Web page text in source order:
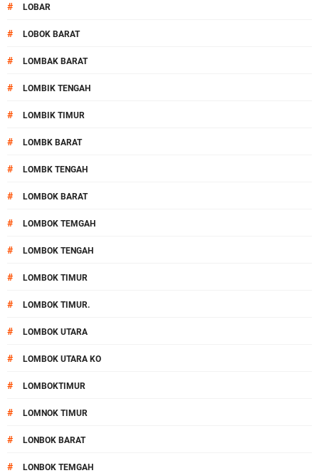
# LOBAR
# LOBOK BARAT
# LOMBAK BARAT
# LOMBIK TENGAH
# LOMBIK TIMUR
# LOMBK BARAT
# LOMBK TENGAH
# LOMBOK BARAT
# LOMBOK TEMGAH
# LOMBOK TENGAH
# LOMBOK TIMUR
# LOMBOK TIMUR.
# LOMBOK UTARA
# LOMBOK UTARA KO
# LOMBOKTIMUR
# LOMNOK TIMUR
# LONBOK BARAT
# LONBOK TEMGAH